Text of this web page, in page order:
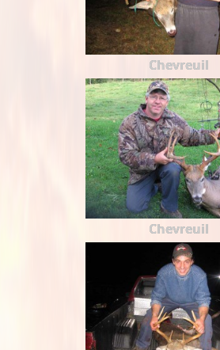
Chevreuil
Chevreuil